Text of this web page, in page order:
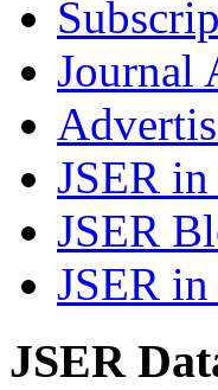
Journal
JSER in
JSER
JSER
JSER